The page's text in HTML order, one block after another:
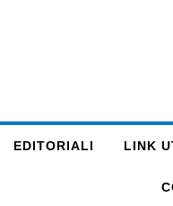
EDITORIALI LINK